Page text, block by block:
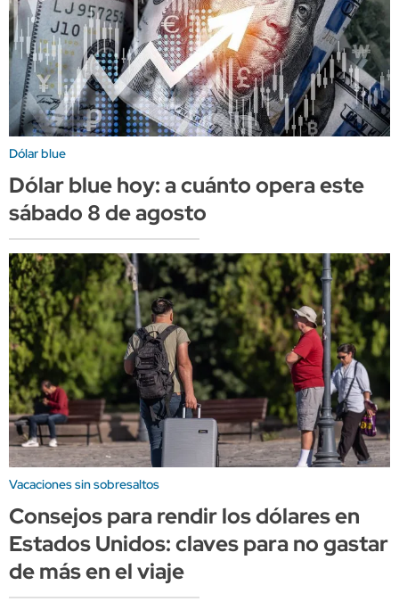
Dólar blue
Dólar blue hoy: a cuánto opera este
sábado 8 de agosto
Vacaciones sin sobresaltos
Consejos para rendir los dólares en
Estados Unidos: claves para no gastar
de más en el viaje